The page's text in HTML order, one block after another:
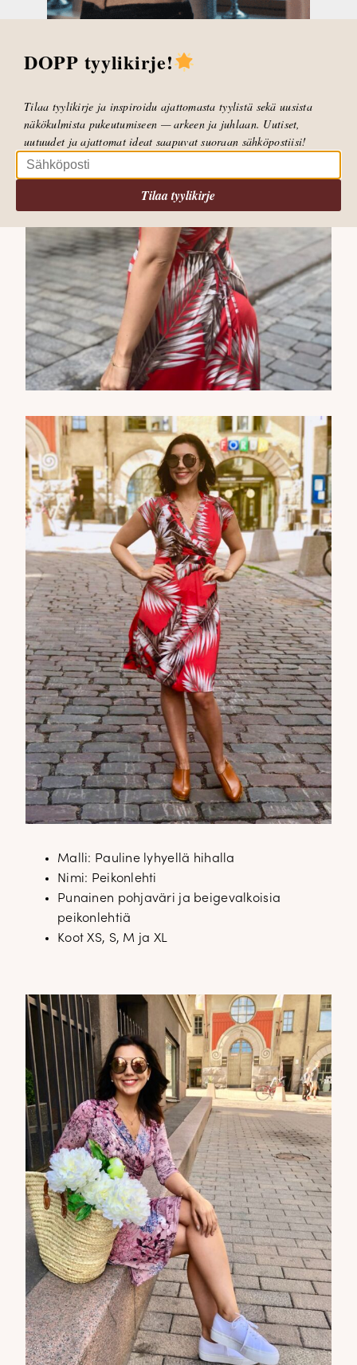
Malli: Pauline lyhyellä hihalla
Nimi: Peikonlehti
Punainen pohjaväri ja beigevalkoisia
peikonlehtiä
Koot XS, S, M ja XL
DOPP tyylikirje!
Tilaa tyylikirje ja inspiroidu ajattomasta tyylistä sekä uusista
näkökulmista pukeutumiseen — arkeen ja juhlaan. Uutiset,
uutuudet ja ajattomat ideat saapuvat suoraan sähköpostiisi!
Tilaa tyylikirje